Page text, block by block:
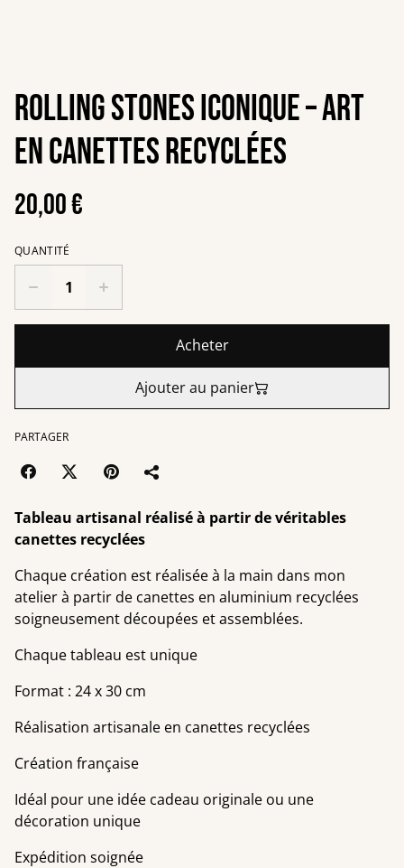
Rolling Stones iconique – Art
en canettes recyclées
20,00 €
QUANTITÉ
Acheter
Ajouter au panier
PARTAGER
Tableau artisanal réalisé à partir de véritables
canettes recyclées
Chaque création est réalisée à la main dans mon
atelier à partir de canettes en aluminium recyclées
soigneusement découpées et assemblées.
Chaque tableau est unique
Format : 24 x 30 cm
Réalisation artisanale en canettes recyclées
Création française
Idéal pour une idée cadeau originale ou une
décoration unique
Expédition soignée